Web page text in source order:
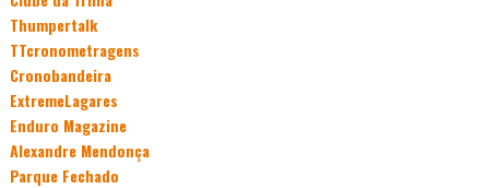
Thumpertalk
TTcronometragens
Cronobandeira
ExtremeLagares
Enduro Magazine
Alexandre Mendonça
Parque Fechado